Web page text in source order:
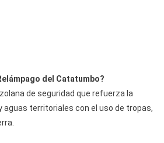
del Catatumbo?
de seguridad que refuerza la
aguas territoriales con el uso de tropas,